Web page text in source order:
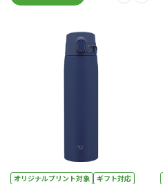
オリジナルプリント対象
ギフト対応